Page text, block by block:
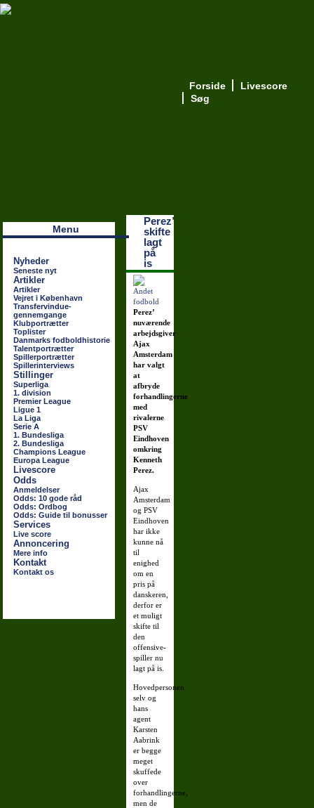
Forside
Livescore
Søg
Menu
Nyheder
Seneste nyt
Artikler
Artikler
Vejret i København
Transfervindue-
gennemgange
Klubportrætter
Toplister
Danmarks fodboldhistorie
Talentportrætter
Spillerportrætter
Spillerinterviews
Stillinger
Superliga
1. division
Premier League
Ligue 1
La Liga
Serie A
1. Bundesliga
2. Bundesliga
Champions League
Europa League
Livescore
Odds
Anmeldelser
Odds: 10 gode råd
Odds: Ordbog
Odds: Guide til bonusser
Services
Live score
Annoncering
Mere info
Kontakt
Kontakt os
Perez’
skifte
lagt
på
is
Perez’
nuværende
arbejdsgiver
Ajax
Amsterdam
har valgt
at
afbryde
forhandlingerne
med
rivalerne
PSV
Eindhoven
omkring
Kenneth
Perez.
Ajax
Amsterdam
og PSV
Eindhoven
har ikke
kunne nå
til
enighed
om en
pris på
danskeren,
derfor er
et muligt
skifte til
den
offensive-
spiller nu
lagt på is.
Hovedpersonen
selv og
hans
agent
Karsten
Aabrink
er begge
meget
skuffede
over
forhandlingerne,
men de